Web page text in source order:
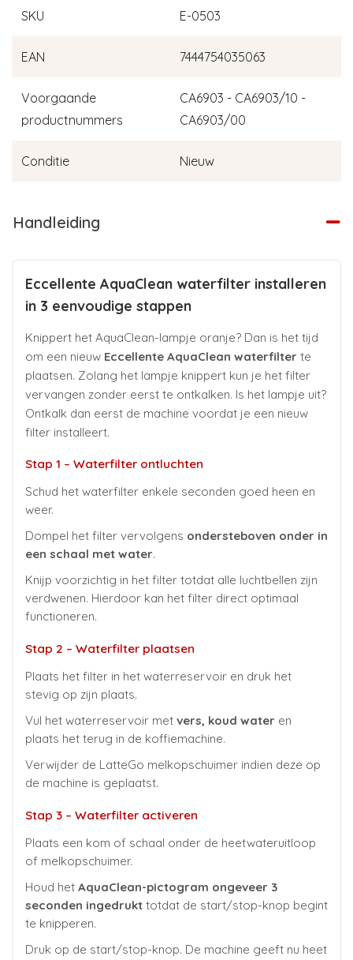
SKU E-0503
EAN 7444754035063
Voorgaande
productnummers
CA6903 - CA6903/10 -
CA6903/00
Conditie Nieuw
Handleiding
Eccellente AquaClean waterfilter installeren
in 3 eenvoudige stappen
Knippert het AquaClean-lampje oranje? Dan is het tijd
om een nieuw Eccellente AquaClean waterfilter te
plaatsen. Zolang het lampje knippert kun je het filter
vervangen zonder eerst te ontkalken. Is het lampje uit?
Ontkalk dan eerst de machine voordat je een nieuw
filter installeert.
Stap 1 – Waterfilter ontluchten
Schud het waterfilter enkele seconden goed heen en
weer.
Dompel het filter vervolgens ondersteboven onder in
een schaal met water.
Knijp voorzichtig in het filter totdat alle luchtbellen zijn
verdwenen. Hierdoor kan het filter direct optimaal
functioneren.
Stap 2 – Waterfilter plaatsen
Plaats het filter in het waterreservoir en druk het
stevig op zijn plaats.
Vul het waterreservoir met vers, koud water en
plaats het terug in de koffiemachine.
Verwijder de LatteGo melkopschuimer indien deze op
de machine is geplaatst.
Stap 3 – Waterfilter activeren
Plaats een kom of schaal onder de heetwateruitloop
of melkopschuimer.
Houd het AquaClean-pictogram ongeveer 3
seconden ingedrukt totdat de start/stop-knop begint
te knipperen.
Druk op de start/stop-knop. De machine geeft nu heet